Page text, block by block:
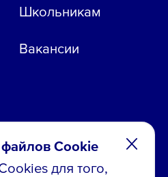
Cookie
для того,
Школьникам
Вакансии